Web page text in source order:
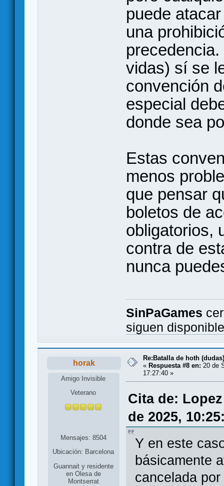
puede
una
vidas) sí se
convención
especial
donde sea
Estas
menos
que pensar
boletos de
obligatorios,
contra de
nunca
SinPaGames
siguen
horak
Amigo Invisible
Veterano
Mensajes: 8504
Ubicación: Barcelona
Guannait y residente
en Olesa de
Montserrat
Re:Batalla de hoth (dudas)
« Respuesta #8 en: 20 de
17:27:40 »
Cita de:
de 2025,
Y en este
básicamente
cancelada